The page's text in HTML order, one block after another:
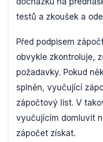
testů a zkoušek a
Před podpisem
obvykle zkontroluje,
požadavky. Pokud
splněn, vyučující
zápočtový list. V
vyučujícím domluvit
zápočet získat.